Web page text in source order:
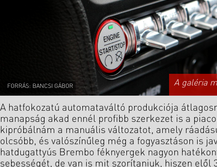
FORRÁS: BANCSI GÁBOR A galéria
A hatfokozatú automataváltó produkciója
manapság akad ennél profibb szerkezet is a
kipróbálnám a manuális változatot, amely
olcsóbb, és valószínűleg még a fogyasztáson is
hatdugattyús Brembo féknyergek nagyon
sebességét, de van is mit szorítaniuk, hiszen elől